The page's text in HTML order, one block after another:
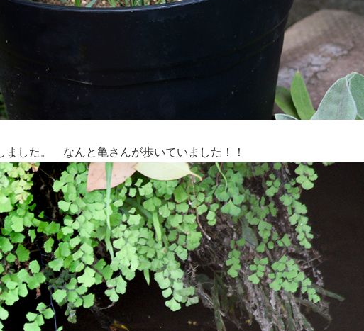
ました。 なんと亀さんが歩いていました！！